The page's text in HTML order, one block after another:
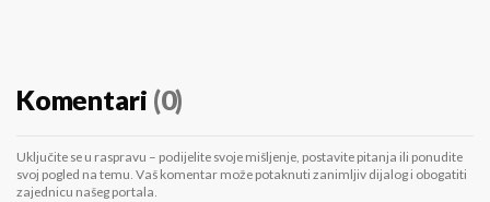
Komentari (0)
Uključite se u raspravu – podijelite svoje mišljenje, postavite pitanja ili ponudite
svoj pogled na temu. Vaš komentar može potaknuti zanimljiv dijalog i obogatiti
zajednicu našeg portala.